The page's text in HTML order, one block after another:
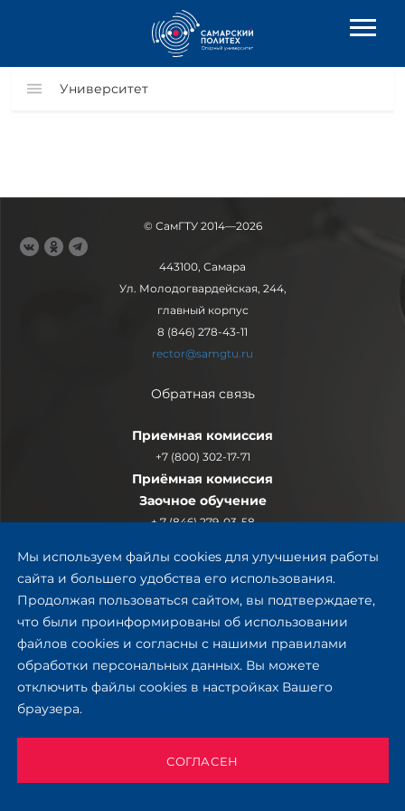
Университет
Мы используем файлы cookies для улучшения работы
сайта и большего удобства его использования.
Продолжая пользоваться сайтом, вы подтверждаете,
что были проинформированы об использовании
файлов cookies и согласны с нашими правилами
обработки персональных данных. Вы можете
отключить файлы cookies в настройках Вашего
браузера.
СОГЛАСЕН
© СамГТУ 2014—2026
443100, Самара
Ул. Молодогвардейская, 244,
главный корпус
8 (846) 278-43-11
rector@samgtu.ru
Обратная связь
Приемная комиссия
+7 (800) 302-17-71
Приёмная комиссия
Заочное обучение
+ 7 (846) 279-03-58